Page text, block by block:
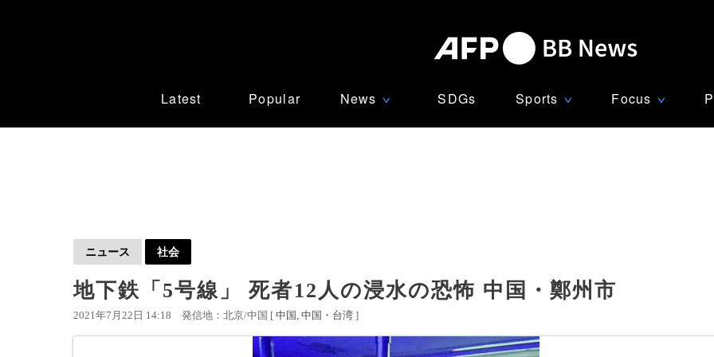
Latest Popular News ∨ SDGs Sports ∨ Focus ∨
ニュース 社会
地下鉄「5号線」 死者12人の浸水の恐怖 中国・鄭州市
2021年7月22日 14:18 発信地：北京/中国 [ 中国 中国・台湾 ]